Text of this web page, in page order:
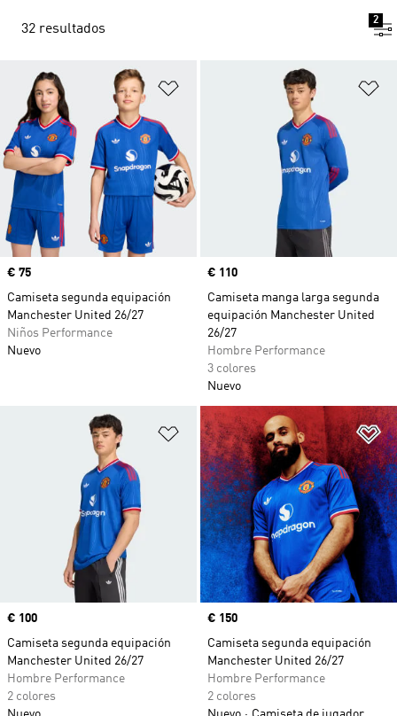
32 resultados
2
Añadir a la lista de deseos
Precio
€ 75
Camiseta segunda equipación
Manchester United 26/27
Niños Performance
Nuevo
Precio
€ 110
Camiseta manga larga segunda
equipación Manchester United
26/27
Hombre Performance
3 colores
Nuevo
Añadir a la lista de deseos
Precio
€ 100
Camiseta segunda equipación
Manchester United 26/27
Hombre Performance
2 colores
Precio
€ 150
Camiseta segunda equipación
Manchester United 26/27
Hombre Performance
2 colores